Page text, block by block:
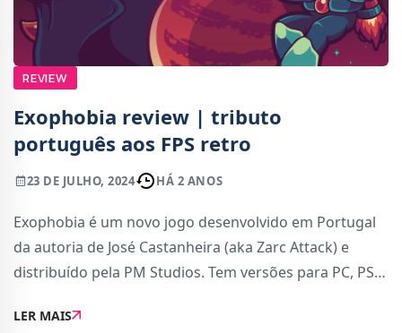
REVIEW
Exophobia review | tributo
português aos FPS retro
23 DE JULHO, 2024 HÁ 2 ANOS
Exophobia é um novo jogo desenvolvido em Portugal
da autoria de José Castanheira (aka Zarc Attack) e
distribuído pela PM Studios. Tem versões para PC, PS5,
inserido no género dos FPS retro. É
LER MAIS